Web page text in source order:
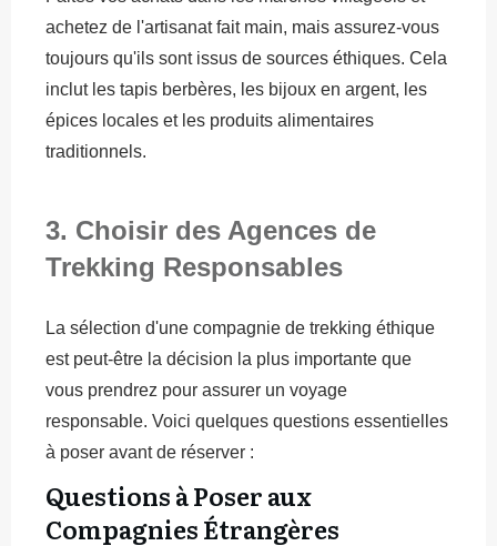
achetez de l'artisanat fait main, mais assurez-vous
toujours qu'ils sont issus de sources éthiques. Cela
inclut les tapis berbères, les bijoux en argent, les
épices locales et les produits alimentaires
traditionnels.
3. Choisir des Agences de
Trekking Responsables
La sélection d'une compagnie de trekking éthique
est peut-être la décision la plus importante que
vous prendrez pour assurer un voyage
responsable. Voici quelques questions essentielles
à poser avant de réserver :
Questions à Poser aux
Compagnies Étrangères